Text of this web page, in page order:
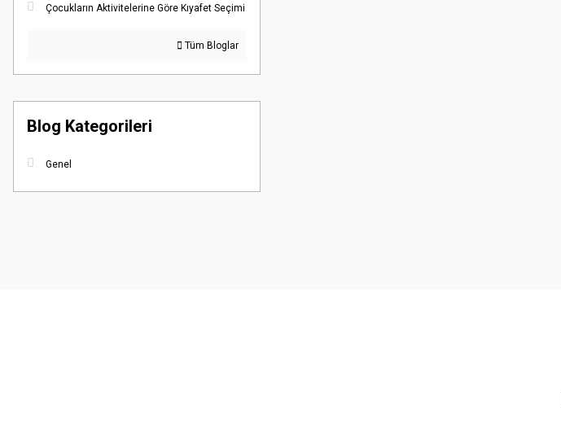
Çocukların Aktivitelerine Göre Kıyafet Seçimi
Tüm Bloglar
Blog Kategorileri
Genel